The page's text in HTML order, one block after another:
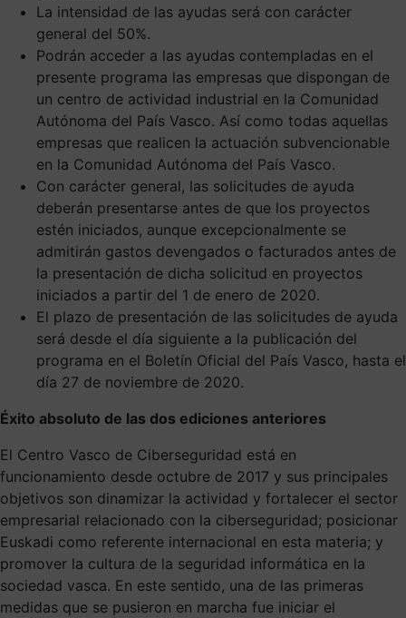
La intensidad de las ayudas será con carácter
general del 50%.
Podrán acceder a las ayudas contempladas en el
presente programa las empresas que dispongan de
un centro de actividad industrial en la Comunidad
Autónoma del País Vasco. Así como todas aquellas
empresas que realicen la actuación subvencionable
en la Comunidad Autónoma del País Vasco.
Con carácter general, las solicitudes de ayuda
deberán presentarse antes de que los proyectos
estén iniciados, aunque excepcionalmente se
admitirán gastos devengados o facturados antes de
la presentación de dicha solicitud en proyectos
iniciados a partir del 1 de enero de 2020.
El plazo de presentación de las solicitudes de ayuda
será desde el día siguiente a la publicación del
programa en el Boletín Oficial del País Vasco, hasta el
día 27 de noviembre de 2020.
Éxito absoluto de las dos ediciones anteriores
El Centro Vasco de Ciberseguridad está en
funcionamiento desde octubre de 2017 y sus principales
objetivos son dinamizar la actividad y fortalecer el sector
empresarial relacionado con la ciberseguridad; posicionar
Euskadi como referente internacional en esta materia; y
promover la cultura de la seguridad informática en la
sociedad vasca. En este sentido, una de las primeras
medidas que se pusieron en marcha fue iniciar el